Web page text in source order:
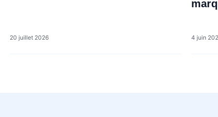
20 juillet 2026 4 juin